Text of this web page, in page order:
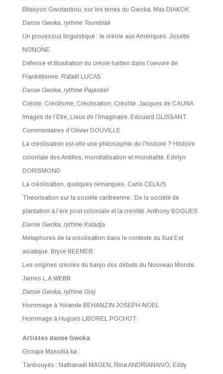
Bitasyon Gwotanbou, sur les terres du Gwoka. Max DIAKOK
Danse Gwoka, rythme Toumblak
Un processus linguistique : le créole aux Amériques. Josette
NONONE
Défense et illustration du créole haïtien dans l’oeuvre de
Frankétienne. Rafaël LUCAS
Danse Gwoka, rythme Pajanbèl
Créole, Créolisme, Créolisation, Créolité. Jacques de CAUNA
Images de l’Etre, Lieux de l’Imaginaire. Edouard GLISSANT.
Commentaires d’Olivier DOUVILLE
La créolisation est-elle une philosophie de l’histoire ? Histoire
coloniale des Antilles, mondialisation et mondialité. Edelyn
DORISMOND
La créolisation, quelques remarques. Carlo CELIUS
Théorisation sur la société caribéenne : De la société de
plantation à l’ère post coloniale et la créolité. Anthony BOGUES
Danse Gwoka, rythme Kaladja
Métaphores de la créolisation dans le contexte du Sud Est
asiatique. Bryce BEEMER
Les origines créoles du banjo des débuts du Nouveau Monde.
James L.A.WEBB
Danse Gwoka, rythme Graj
Hommage à Yolande BEHANZIN JOSEPH-NOEL
Hommage à Hugues LIBOREL POCHOT.
Artistes danse Gwoka
Groupe Massilia ka :
Tanbouyés : Nathanaël MAGEN, Rina ANDRIANAIVO, Eddy